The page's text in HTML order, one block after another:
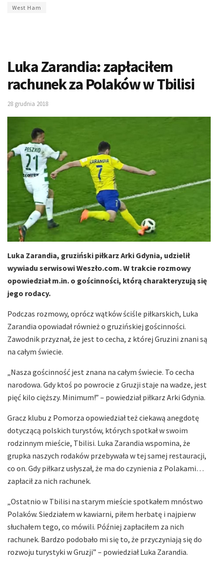
West Ham
Luka Zarandia: zapłaciłem
rachunek za Polaków w Tbilisi
28 grudnia 2018
Luka Zarandia, gruziński piłkarz Arki Gdynia, udzielił
wywiadu serwisowi Weszło.com. W trakcie rozmowy
opowiedział m.in. o gościnności, którą charakteryzują się
jego rodacy.
Podczas rozmowy, oprócz wątków ściśle piłkarskich, Luka
Zarandia opowiadał również o gruzińskiej gościnności.
Zawodnik przyznał, że jest to cecha, z której Gruzini znani są
na całym świecie.
„Nasza gościnność jest znana na całym świecie. To cecha
narodowa. Gdy ktoś po powrocie z Gruzji staje na wadze, jest
pięć kilo cięższy. Minimum!” – powiedział piłkarz Arki Gdynia.
Gracz klubu z Pomorza opowiedział też ciekawą anegdotę
dotyczącą polskich turystów, których spotkał w swoim
rodzinnym mieście, Tbilisi. Luka Zarandia wspomina, że
grupka naszych rodaków przebywała w tej samej restauracji,
co on. Gdy piłkarz usłyszał, że ma do czynienia z Polakami…
zapłacił za nich rachunek.
„Ostatnio w Tbilisi na starym mieście spotkałem mnóstwo
Polaków. Siedziałem w kawiarni, piłem herbatę i najpierw
słuchałem tego, co mówili. Później zapłaciłem za nich
rachunek. Bardzo podobało mi się to, że przyczyniają się do
rozwoju turystyki w Gruzji” – powiedział Luka Zarandia.